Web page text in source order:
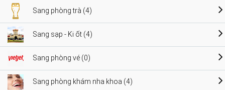
Sang phòng trà (4)
Sang sạp - Ki ốt (4)
Sang phòng vé (0)
Sang phòng khám nha khoa (4)